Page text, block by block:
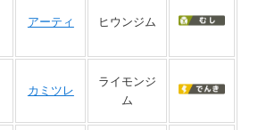
アーティ ヒウンジム
カミツレ
ライモンジ
ム